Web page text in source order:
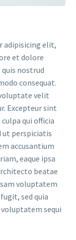
adipisicing elit,
et dolore
nostrud
consequat.
velit
Excepteur sint
qui officia
ut perspiciatis
accusantium
eaque ipsa
beatae
voluptatem
sed quia
sequi